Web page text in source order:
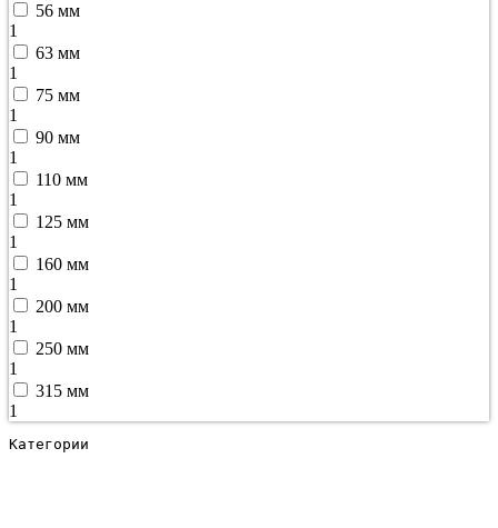
56 мм
1
63 мм
1
75 мм
1
90 мм
1
110 мм
1
125 мм
1
160 мм
1
200 мм
1
250 мм
1
315 мм
1
Категории